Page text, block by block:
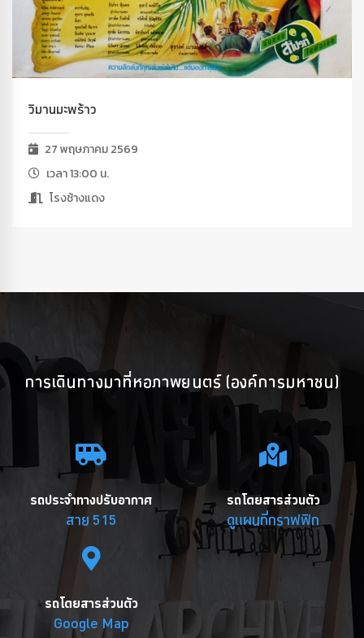
วิมานมะพร้าว
27 พฤษภาคม 2569
เวลา 13:00 น.
โรงช้างแดง
การเดินทางมาที่หอภาพยนตร์ (องค์การมหาชน)
รถประจำทางปรับอากาศ
สาย 515
รถโดยสารส่วนตัว
ดูแผนที่กราฟฟิก
รถโดยสารส่วนตัว
Google Map